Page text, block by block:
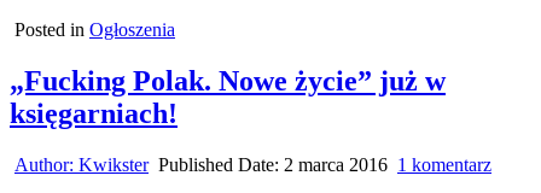
Posted in Ogłoszenia
„Fucking Polak. Nowe życie” już w
księgarniach!
Author: Kwikster Published Date: 2 marca 2016 1 komentarzdo